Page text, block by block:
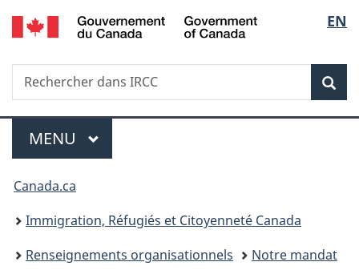
Passer
au
Passer
à
du
Passer
à
simplifiée
de
la
EN
Recherche
Rechercher
dans
Menu
MENU PRINCIPAL
Vous
êtes
ici :
Canada.ca
Immigration, Réfugiés et Citoyenneté Canada
Renseignements organisationnels
Notre mandat